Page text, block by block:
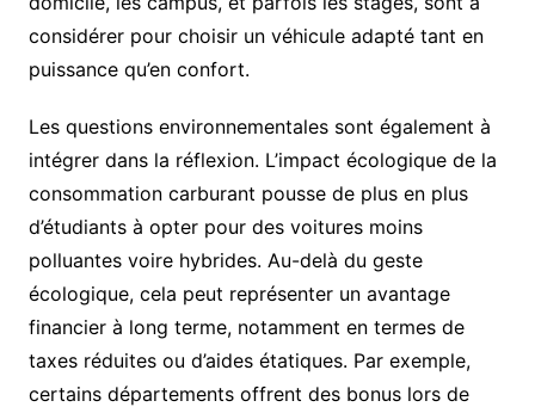
considérer pour choisir un véhicule adapté tant en
puissance qu’en confort.
Les questions environnementales sont également à
intégrer dans la réflexion. L’impact écologique de la
consommation carburant pousse de plus en plus
d’étudiants à opter pour des voitures moins
polluantes voire hybrides. Au-delà du geste
écologique, cela peut représenter un avantage
financier à long terme, notamment en termes de
taxes réduites ou d’aides étatiques. Par exemple,
certains départements offrent des bonus lors de